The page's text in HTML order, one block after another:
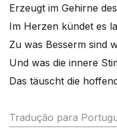
Erzeugt im Gehirne
Im Herzen kündet es
Zu was Besserm sind
Und was die innere
Das täuscht die
Tradução para